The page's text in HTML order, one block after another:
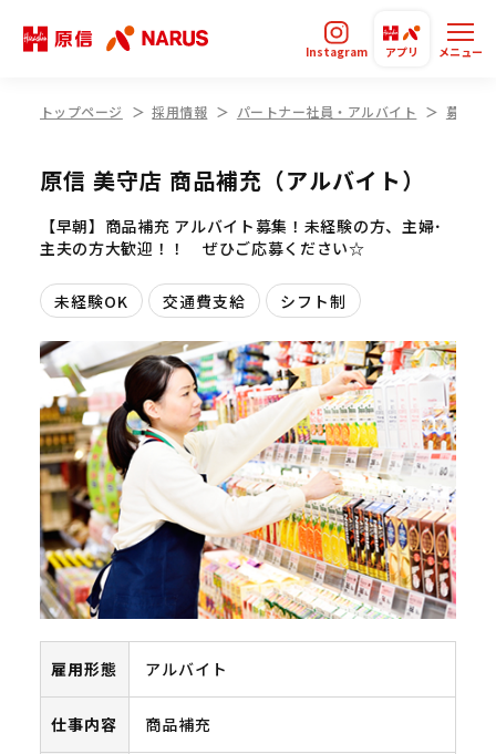
Instagram アプリ メニュー
トップページ 採用情報 パートナー社員・アルバイト 募集要
原信 美守店 商品補充（アルバイト）
【早朝】商品補充 アルバイト募集！未経験の方、主婦･
主夫の方大歓迎！！ ぜひご応募ください☆
未経験OK 交通費支給 シフト制
雇用形態 アルバイト
仕事内容 商品補充